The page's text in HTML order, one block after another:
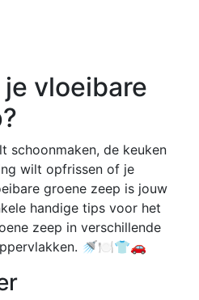
vloeibare
schoonmaken, de keuken
wilt opfrissen of je
groene zeep is jouw
handige tips voor het
zeep in verschillende
🚿🍽️👕🚗